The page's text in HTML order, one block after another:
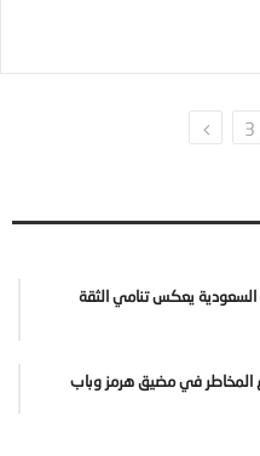
3
السعودية يعكس تنامي الثقة
المخاطر في مضيق هرمز وباب